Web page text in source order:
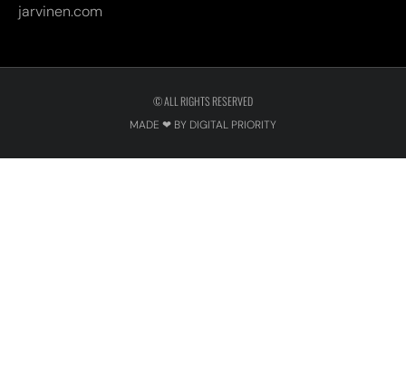
jarvinen.com
© ALL RIGHTS RESERVED
MADE ❤ BY DIGITAL PRIORITY